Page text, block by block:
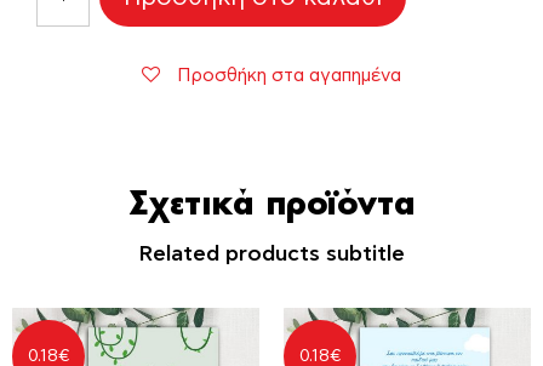
Βάπτισης
"Δεινοσαυράκια"
Προσθήκη στα αγαπημένα
Σχετικά προϊόντα
Related products subtitle
0.18€ 0.18€